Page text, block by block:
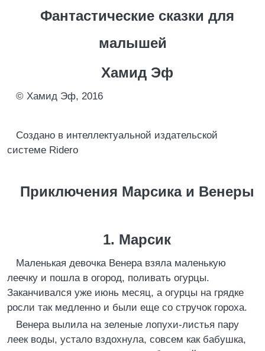
Фантастические сказки для
малышей
Хамид Эф
© Хамид Эф, 2016
Создано в интеллектуальной издательской
системе Ridero
Приключения Марсика и Венеры
1. Марсик
Маленькая девочка Венера взяла маленькую
леечку и пошла в огород, поливать огурцы.
Заканчивался уже июнь месяц, а огурцы на грядке
росли так медленно и были еще со стручок гороха.
Венера вылила на зеленые лопухи-листья пару
леек воды, устало вздохнула, совсем как бабушка,